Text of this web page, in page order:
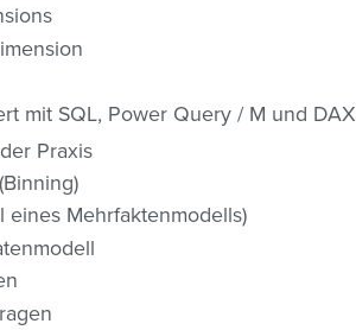
mit SQL, Power Query / M und DAX
Praxis
eines Mehrfaktenmodells)